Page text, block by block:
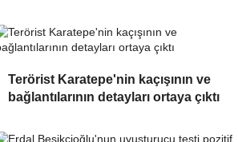
Terörist Karatepe'nin kaçışının ve
bağlantılarının detayları ortaya çıktı